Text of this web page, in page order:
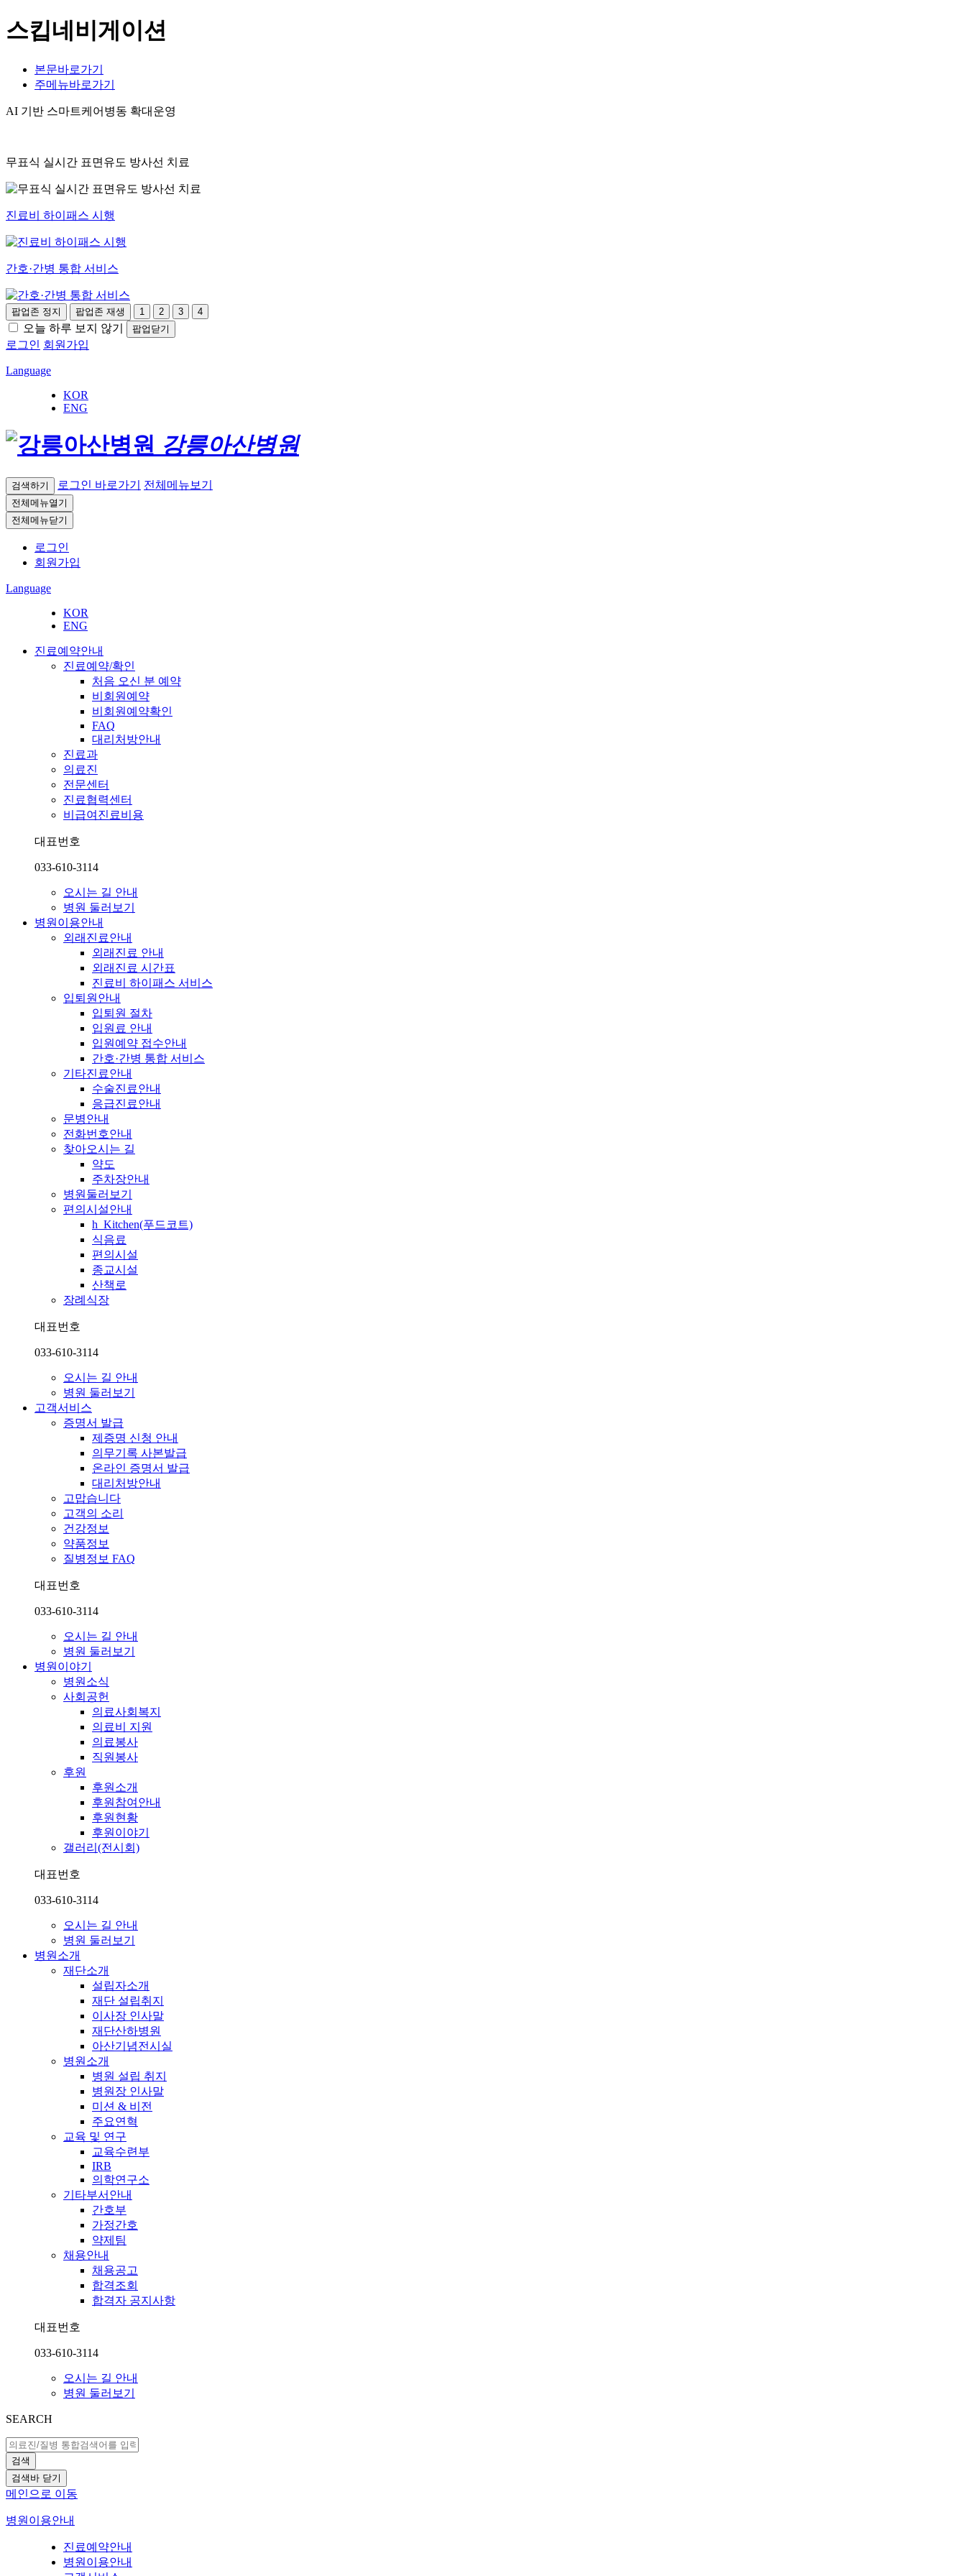
스킵네비게이션
본문바로가기
주메뉴바로가기
AI 기반 스마트케어병동 확대운영
무표식 실시간 표면유도 방사선 치료
진료비 하이패스 시행
간호·간병 통합 서비스
팝업존 정지 팝업존 재생 1 2 3 4
오늘 하루 보지 않기 팝업닫기
로그인 회원가입
Language
KOR
ENG
강릉아산병원
검색하기 로그인 바로가기 전체메뉴보기
전체메뉴열기
전체메뉴닫기
로그인
회원가입
Language
KOR
ENG
진료예약안내
진료예약/확인
처음 오신 분 예약
비회원예약
비회원예약확인
FAQ
대리처방안내
진료과
의료진
전문센터
진료협력센터
비급여진료비용
대표번호
033-610-3114
오시는 길 안내
병원 둘러보기
병원이용안내
외래진료안내
외래진료 안내
외래진료 시간표
진료비 하이패스 서비스
입퇴원안내
입퇴원 절차
입원료 안내
입원예약 접수안내
간호·간병 통합 서비스
기타진료안내
수술진료안내
응급진료안내
문병안내
전화번호안내
찾아오시는 길
약도
주차장안내
병원둘러보기
편의시설안내
h_Kitchen(푸드코트)
식음료
편의시설
종교시설
산책로
장례식장
대표번호
033-610-3114
오시는 길 안내
병원 둘러보기
고객서비스
증명서 발급
제증명 신청 안내
의무기록 사본발급
온라인 증명서 발급
대리처방안내
고맙습니다
고객의 소리
건강정보
약품정보
질병정보 FAQ
대표번호
033-610-3114
오시는 길 안내
병원 둘러보기
병원이야기
병원소식
사회공헌
의료사회복지
의료비 지원
의료봉사
직원봉사
후원
후원소개
후원참여안내
후원현황
후원이야기
갤러리(전시회)
대표번호
033-610-3114
오시는 길 안내
병원 둘러보기
병원소개
재단소개
설립자소개
재단 설립취지
이사장 인사말
재단산하병원
아산기념전시실
병원소개
병원 설립 취지
병원장 인사말
미션 & 비전
주요연혁
교육 및 연구
교육수련부
IRB
의학연구소
기타부서안내
간호부
가정간호
약제팀
채용안내
채용공고
합격조회
합격자 공지사항
대표번호
033-610-3114
오시는 길 안내
병원 둘러보기
SEARCH
검색
검색바 닫기
메인으로 이동
병원이용안내
진료예약안내
병원이용안내